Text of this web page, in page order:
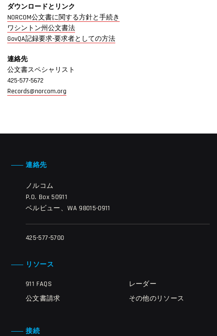
ダウンロードとリンク
NORCOM公文書に関する方針と手続き
ワシントン州公文書法
GovQA記録要求-要求者としての方法
連絡先
公文書スペシャリスト
425-577-5672
Records@norcom.org
連絡先
ノルコム
P.O. Box 50911
ベルビュー、WA 98015-0911
425-577-5700
リソース
911 FAQS
公文書請求
レーダー
その他のリソース
接続